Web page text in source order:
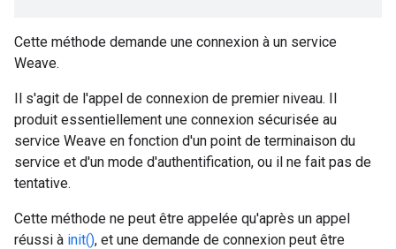
Cette méthode demande une connexion à un service
Weave.
Il s'agit de l'appel de connexion de premier niveau. Il
produit essentiellement une connexion sécurisée au
service Weave en fonction d'un point de terminaison du
service et d'un mode d'authentification, ou il ne fait pas de
tentative.
Cette méthode ne peut être appelée qu'après un appel
réussi à init(), et une demande de connexion peut être